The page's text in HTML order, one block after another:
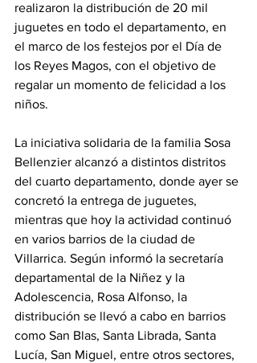
realizaron la distribución de 20 mil
juguetes en todo el departamento, en
el marco de los festejos por el Día de
los Reyes Magos, con el objetivo de
regalar un momento de felicidad a los
niños.
La iniciativa solidaria de la familia Sosa
Bellenzier alcanzó a distintos distritos
del cuarto departamento, donde ayer se
concretó la entrega de juguetes,
mientras que hoy la actividad continuó
en varios barrios de la ciudad de
Villarrica. Según informó la secretaría
departamental de la Niñez y la
Adolescencia, Rosa Alfonso, la
distribución se llevó a cabo en barrios
como San Blas, Santa Librada, Santa
Lucía, San Miguel, entre otros sectores,